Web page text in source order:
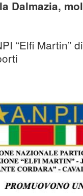
Dalmazia,
“Elfi Martin”